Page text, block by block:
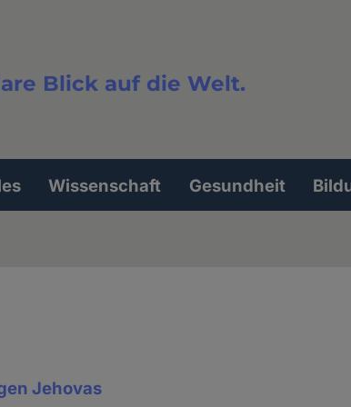
Blick auf die Welt.
Wissenschaft Gesundheit
Jehovas